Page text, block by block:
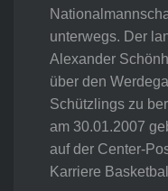
unterwegs. Der
Alexander
über den
Schützlings zu
am 30.01.2007
auf der Center-
Karriere